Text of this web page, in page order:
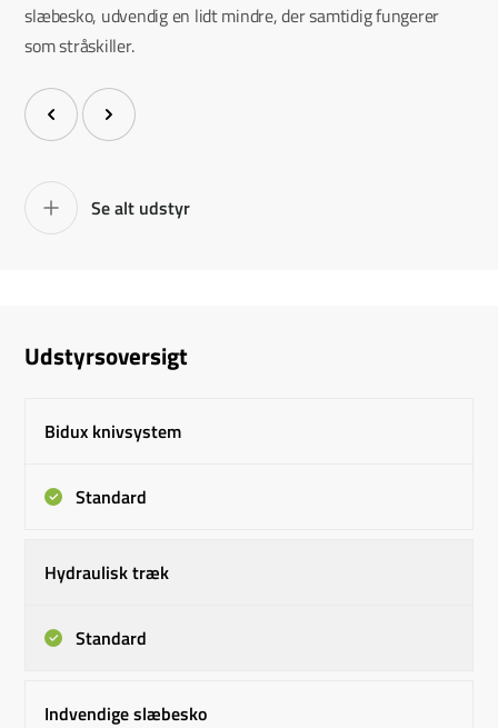
slæbesko, udvendig en lidt mindre, der samtidig fungerer
som stråskiller.
Se alt udstyr
Udstyrsoversigt
Bidux knivsystem
Standard
Hydraulisk træk
Standard
Indvendige slæbesko